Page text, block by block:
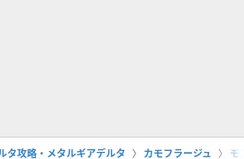
タ攻略・メタルギアデルタ カモフラージュ モ